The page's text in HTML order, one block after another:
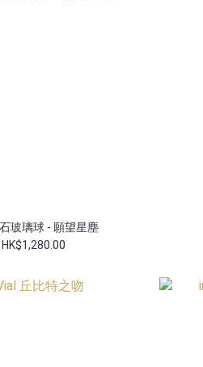
玻璃球 - 願望星塵
HK$1,280.00